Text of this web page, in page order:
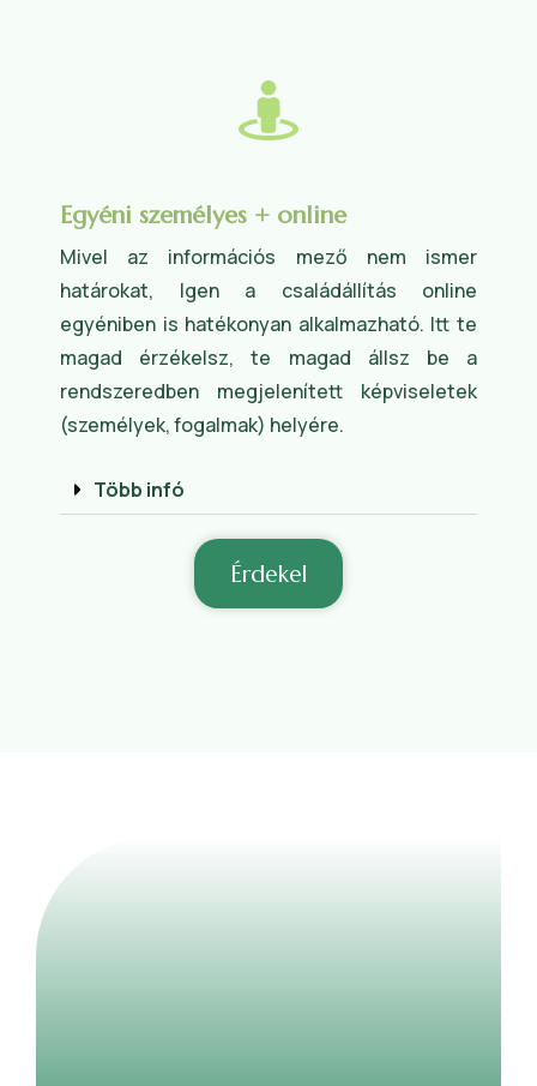
Egyéni személyes + online
Mivel az információs mező nem ismer
határokat, Igen a családállítás online
egyéniben is hatékonyan alkalmazható. Itt te
magad érzékelsz, te magad állsz be a
rendszeredben megjelenített képviseletek
(személyek, fogalmak) helyére.
Több infó
Érdekel